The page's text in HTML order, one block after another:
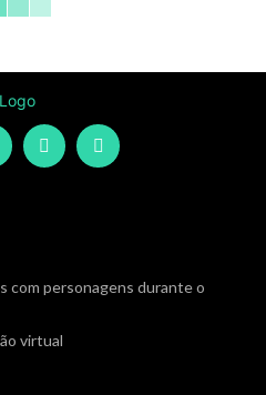
com personagens durante o
virtual